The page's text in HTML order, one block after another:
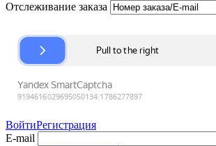
Отслеживание заказа
ВойтиРегистрация
E-mail